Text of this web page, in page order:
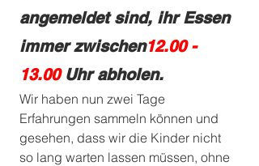
angemeldet sind, ihr Essen
immer zwischen12.00 -
13.00 Uhr abholen.
Wir haben nun zwei Tage
Erfahrungen sammeln können und
gesehen, dass wir die Kinder nicht
so lang warten lassen müssen, ohne